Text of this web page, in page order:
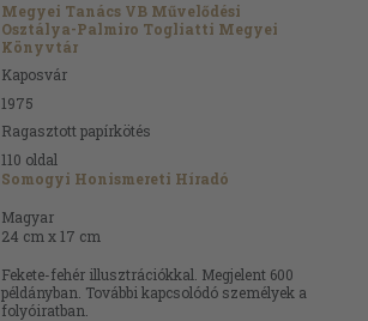
Megyei Tanács VB Művelődési
Osztálya-Palmiro Togliatti Megyei
Könyvtár
Kaposvár
1975
Ragasztott papírkötés
110 oldal
Somogyi Honismereti Híradó
Magyar
24 cm x 17 cm
Fekete-fehér illusztrációkkal. Megjelent 600
példányban. További kapcsolódó személyek a
folyóiratban.